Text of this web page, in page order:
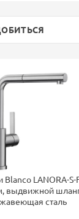
LANORA-S-
выдвижной
сталь